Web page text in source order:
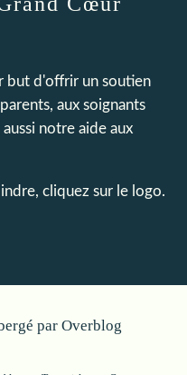
but d'offrir un soutien
aux soignants
notre aide aux
cliquez sur le logo.
par Overblog